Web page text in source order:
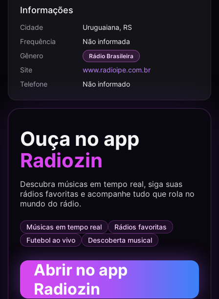
Informações
Cidade
Uruguaiana, RS
Frequência
Não informada
Gênero
Rádio Brasileira
Site
www.radioipe.com.br
Telefone
Não informado
Ouça no app
Radiozin
Descubra músicas em tempo real, siga suas
rádios favoritas e acompanhe tudo que rola no
mundo do rádio.
Músicas em tempo real
Rádios favoritas
Futebol ao vivo
Descoberta musical
Abrir no app
Radiozin